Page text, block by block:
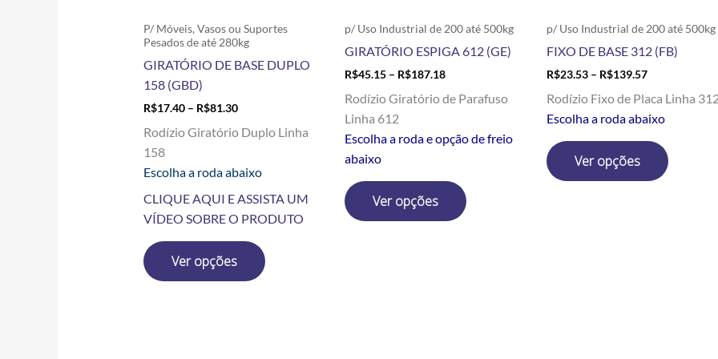
P/ Móveis, Vasos ou Suportes
Pesados de até 280kg
GIRATÓRIO DE BASE DUPLO
158 (GBD)
R$17.40 – R$81.30
Rodízio Giratório Duplo Linha
158
Escolha a roda abaixo
CLIQUE AQUI E ASSISTA UM
VÍDEO SOBRE O PRODUTO
Ver opções
na
p/ Uso Industrial de 200 até 500kg
GIRATÓRIO ESPIGA 612 (GE)
R$45.15 – R$187.18
Rodízio Giratório de Parafuso
Linha 612
Escolha a roda e opção de freio
abaixo
Ver opções
na
página
produto
p/ Uso Industrial de 200 até 500kg
FIXO DE BASE 312 (FB)
R$23.53 – R$139.57
Rodízio Fixo de Placa Linha
Escolha a roda abaixo
Ver opções
na
página
produto